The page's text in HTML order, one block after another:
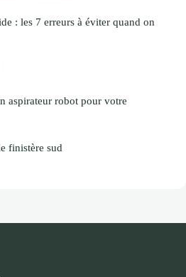
: les 7 erreurs à éviter quand on
aspirateur robot pour votre
finistère sud